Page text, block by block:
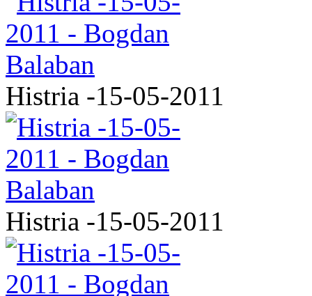
Histria -15-05-2011
Histria -15-05-2011